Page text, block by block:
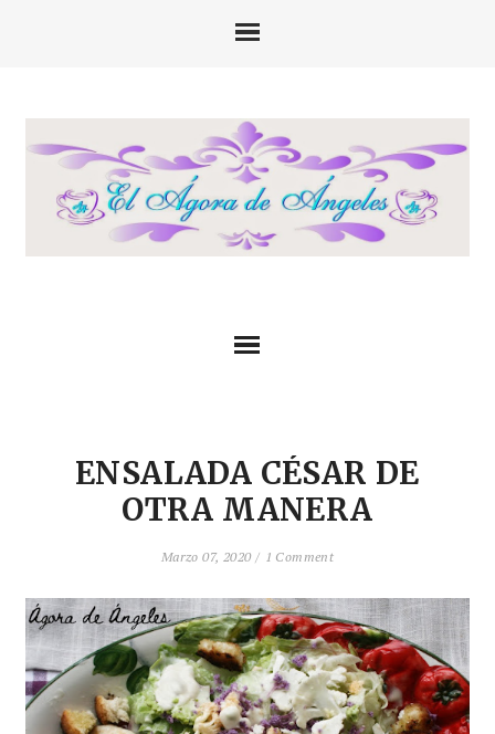
ENSALADA CÉSAR DE
OTRA MANERA
Marzo 07, 2020 / 1 Comment